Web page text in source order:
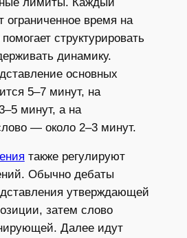
ограниченное время на
структурировать
динамику.
основных
5–7 минут, на
минут, а на
— около 2–3 минут.
также регулируют
Обычно дебаты
утверждающей
затем слово
Далее идут